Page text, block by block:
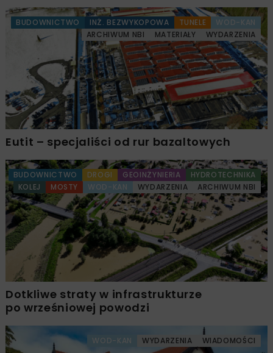
BUDOWNICTWO INŻ. BEZWYKOPOWA TUNELE
WOD-KAN
ARCHIWUM NBI
MATERIAŁY WYDARZENIA
Eutit – specjaliści od rur bazaltowych
BUDOWNICTWO DROGI GEOINŻYNIERIA
HYDROTECHNIKA
KOLEJ
MOSTY WOD-KAN WYDARZENIA ARCHIWUM NBI
Dotkliwe straty w infrastrukturze
po wrześniowej powodzi
WOD-KAN WYDARZENIA WIADOMOŚCI